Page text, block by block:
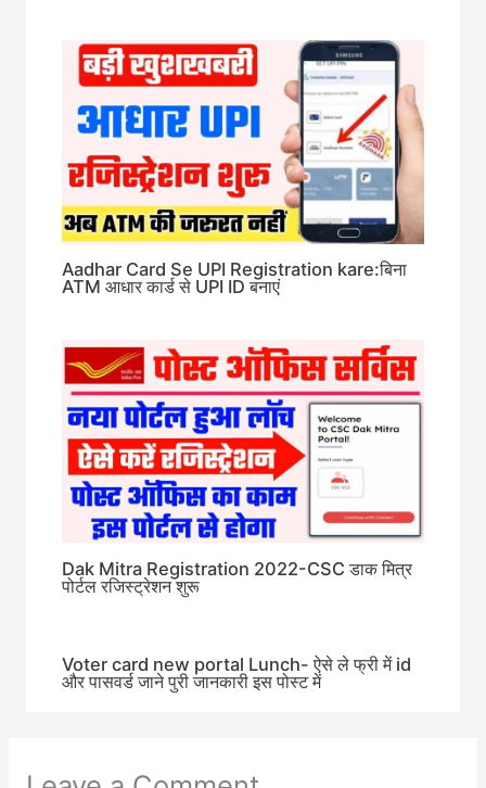
Aadhar Card Se UPI Registration kare:बिना
ATM आधार कार्ड से UPI ID बनाएं
Dak Mitra Registration 2022-CSC डाक मित्र
पोर्टल रजिस्ट्रेशन शुरू
Voter card new portal Lunch- ऐसे ले फ्री में id
और पासवर्ड जाने पुरी जानकारी इस पोस्ट में